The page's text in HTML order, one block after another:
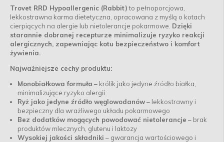
Trovet RRD Hypoallergenic (Rabbit)to pełnoporcjowa,
lekkostrawna karma dietetyczna, opracowana z myślą o kotach
cierpiących na alergie lub nietolerancje pokarmowe. Dzięki
starannie dobranej recepturze minimalizuje ryzyko reakcji
alergicznych, zapewniając kotu bezpieczeństwo i komfort
żywienia.
Najważniejsze cechy produktu:
Monobiałkowa formuła – królik jako jedyne źródło białka,
minimalizujące ryzyko alergii
Ryż jako jedyne źródło węglowodanów– lekkostrawny i
bezpieczny dla wrażliwego układu pokarmowego
Bez dodatków mogących powodować nietolerancje – brak
produktów mlecznych, glutenu i laktozy
Wysokiej jakości składniki – gwarancja wartościowego i